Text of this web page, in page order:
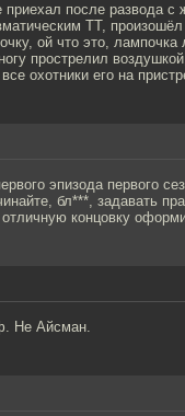
после развода с
ТТ,
ой что это,
прострелил
охотники его на
эпизода первого
бл***, задавать
концовку
Не Айсман.